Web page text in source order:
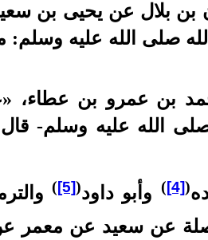
بلال عن يحيى بن
صلى الله عليه وسلم:
بن عمرو بن عطاء،
الله عليه وسلم- قال:
(
[4]
) وأبو داود(
[5]
)
عن سعيد عن معمر